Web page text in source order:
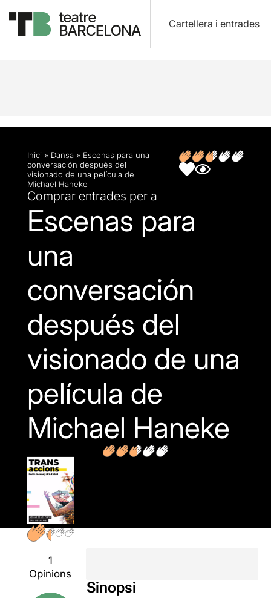
Cartellera i entrades
Descripció Fitxa artística Opinions
Inici » Dansa » Escenas para una
conversación después del
visionado de una película de
Michael Haneke
Comprar entrades per a
Escenas para
una
conversación
después del
visionado de una
película de
Michael Haneke
1
Opinions
Sinopsi